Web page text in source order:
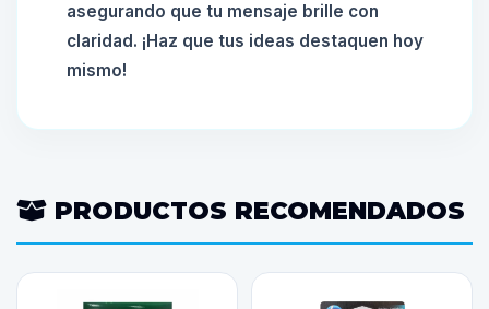
asegurando que tu mensaje brille con
claridad. ¡Haz que tus ideas destaquen hoy
mismo!
PRODUCTOS RECOMENDADOS